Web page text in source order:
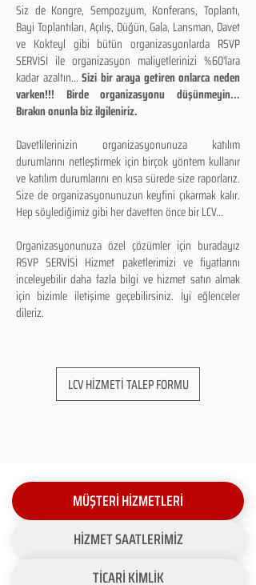
Siz de Kongre, Sempozyum, Konferans, Toplantı,
Bayi Toplantıları, Açılış, Düğün, Gala, Lansman, Davet
ve Kokteyl gibi bütün organizasyonlarda RSVP
SERVİSİ ile organizasyon maliyetlerinizi %60'lara
kadar azaltın...Sizi bir araya getiren onlarca neden
varken!!! Birde organizasyonu düşünmeyin...
Bırakın onunla biz ilgileniriz.
Davetlilerinizin organizasyonunuza katılım
durumlarını netleştirmek için birçok yöntem kullanır
ve katılım durumlarını en kısa sürede size raporlarız.
Size de organizasyonunuzun keyfini çıkarmak kalır.
Hep söylediğimiz gibi her davetten önce bir LCV...
Organizasyonunuza özel çözümler için buradayız
RSVP SERVİSİ Hizmet paketlerimizi ve fiyatlarını
inceleyebilir daha fazla bilgi ve hizmet satın almak
için bizimle iletişime geçebilirsiniz. İyi eğlenceler
dileriz.
LCV HİZMETİ TALEP FORMU
MÜŞTERİ HİZMETLERİ
HİZMET SAATLERİMİZ
TİCARİ KİMLİK